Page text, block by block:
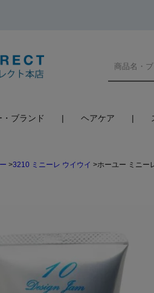
・ブランド ヘアケア
3210 ミニーレ ウイウイ ホーユー ミニー